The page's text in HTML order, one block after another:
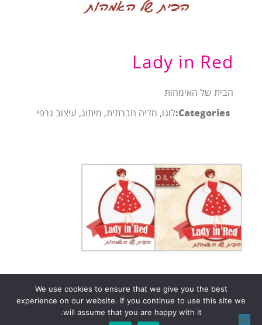
Lady in Red
הבית של האימהות
Categories: לוגו, מדיה חברתית, מיתוג, עיצוב גרפי
הצהרת נגישות הצהרת פרטיות (Privacy Policy)
We use cookies to ensure that we give you the best
experience on our website. If you continue to use this site we
will assume that you are happy with it.